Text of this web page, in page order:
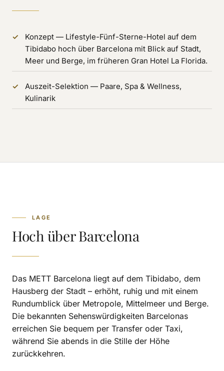
Konzept — Lifestyle-Fünf-Sterne-Hotel auf dem
Tibidabo hoch über Barcelona mit Blick auf Stadt,
Meer und Berge, im früheren Gran Hotel La Florida.
Auszeit-Selektion — Paare, Spa & Wellness,
Kulinarik
LAGE
Hoch über Barcelona
Das METT Barcelona liegt auf dem Tibidabo, dem
Hausberg der Stadt – erhöht, ruhig und mit einem
Rundumblick über Metropole, Mittelmeer und Berge.
Die bekannten Sehenswürdigkeiten Barcelonas
erreichen Sie bequem per Transfer oder Taxi,
während Sie abends in die Stille der Höhe
zurückkehren.